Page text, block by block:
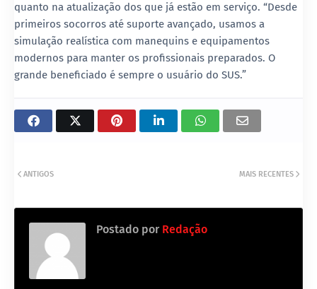
quanto na atualização dos que já estão em serviço. “Desde
primeiros socorros até suporte avançado, usamos a
simulação realística com manequins e equipamentos
modernos para manter os profissionais preparados. O
grande beneficiado é sempre o usuário do SUS.”
MAIS RECENTES
ANTIGOS
Postado por Redação